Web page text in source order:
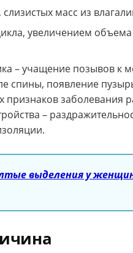
масс из
увеличением
– учащение позывов к
спины, появление
заболевания
–
выделения у